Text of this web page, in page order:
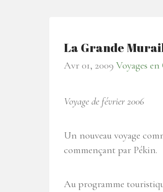
La Grande
Avr 01, 2009 Voyages
Voyage de février 2006
Un nouveau voyage
commençant par Pékin.
Au programme